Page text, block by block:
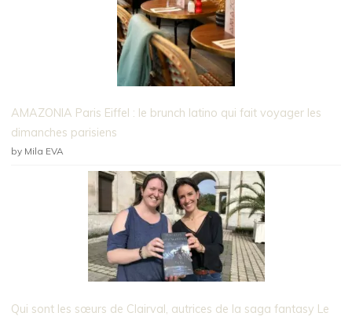
AMAZONIA Paris Eiffel : le brunch latino qui fait voyager les
dimanches parisiens
by Mila EVA
Qui sont les sœurs de Clairval, autrices de la saga fantasy Le